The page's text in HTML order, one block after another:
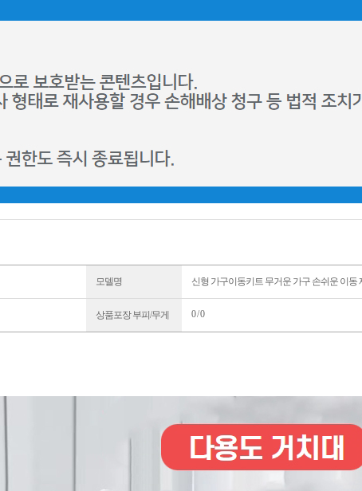
모델명 신형 가구이동키트 무거운 가구 손쉬운 이동
상품포장 부피/무게 0 / 0